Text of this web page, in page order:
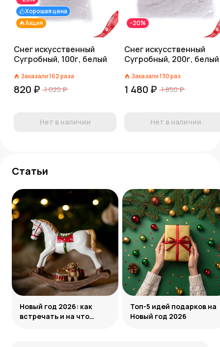
Акция
Хорошая цена
Снег искусственный
Сугробный, 100г, белый
Заказали162раза
820 ₽ 1 025 ₽
Нет в наличии
-20%
Снег искусственный
Сугробный, 200г, белый
Заказали130раз
1 480 ₽ 1 850 ₽
Нет в наличии
Статьи
Новый год 2026: как
встречать и на что
Топ-5 идей подарков на
Новый год 2026